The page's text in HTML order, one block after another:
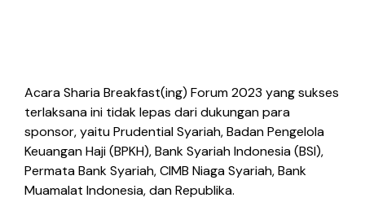
Acara Sharia Breakfast(ing) Forum 2023 yang sukses
terlaksana ini tidak lepas dari dukungan para
sponsor, yaitu Prudential Syariah, Badan Pengelola
Keuangan Haji (BPKH), Bank Syariah Indonesia (BSI),
Permata Bank Syariah, CIMB Niaga Syariah, Bank
Muamalat Indonesia, dan Republika.